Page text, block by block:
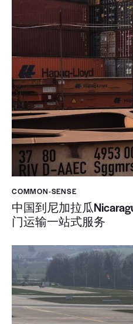
COMMON-SENSE
中国到尼加拉瓜
门运输一站式服务